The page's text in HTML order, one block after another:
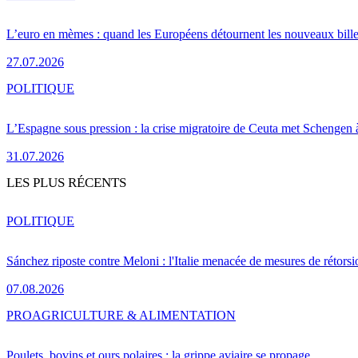
L’euro en mèmes : quand les Européens détournent les nouveaux
27.07.2026
L’Espagne sous pression : la crise migratoire de Ceuta met Schengen
31.07.2026
POLITIQUE
LES PLUS RÉCENTS
Sánchez riposte contre Meloni : l'Italie menacée de mesures de
07.08.2026
POLITIQUE
Poulets, bovins et ours polaires : la grippe aviaire se propage
PROAGRICULTURE & ALIMENTATION